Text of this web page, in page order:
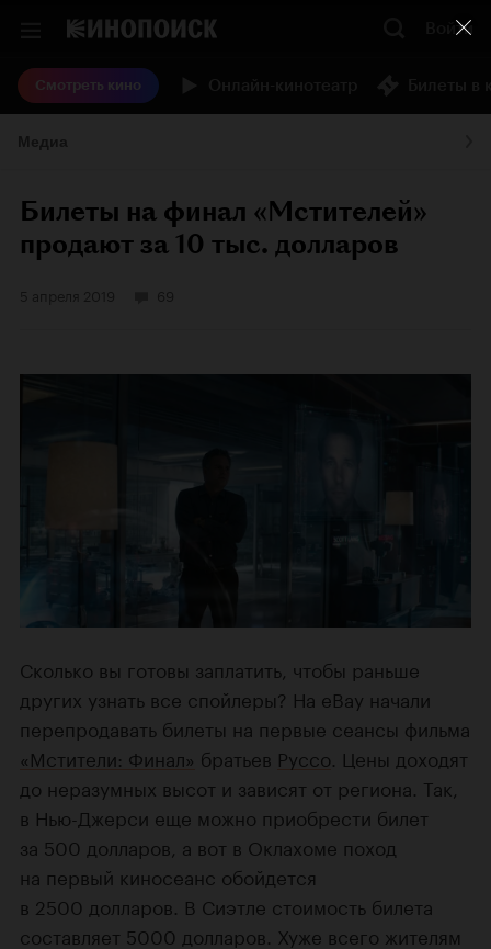
Войти
Смотреть кино
Билеты на финал «Мстителей»
продают за 10 тыс. долларов
Сколько вы готовы заплатить, чтобы раньше
других узнать все спойлеры? На eBay начали
перепродавать билеты на первые сеансы фильма
«Мстители: Финал» братьев Руссо . Цены доходят
до неразумных высот и зависят от региона. Так,
в Нью-Джерси еще можно приобрести билет
за 500 долларов, а вот в Оклахоме поход
на первый киносеанс обойдется
в 2500 долларов. В Сиэтле стоимость билета
составляет 5000 долларов. Хуже всего жителям